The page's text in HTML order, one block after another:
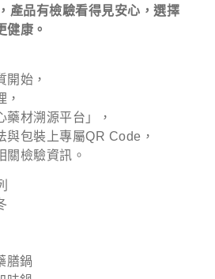
，產品有檢驗看得見安心，選擇
健康。
開始，
，
藥材溯源平台」，
與包裝上專屬QR Code，
關檢驗資訊。
膳鍋